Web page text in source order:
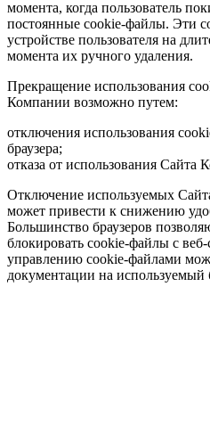
момента, когда пользователь
постоянные cookie-файлы. Эти
устройстве пользователя на
момента их ручного удаления.
Прекращение использования
Компании возможно путем:
отключения использования
браузера;
отказа от использования Сайта
Отключение используемых
может привести к снижению
Большинство браузеров
блокировать cookie-файлы c
управлению cookie-файлами
документации на используемый